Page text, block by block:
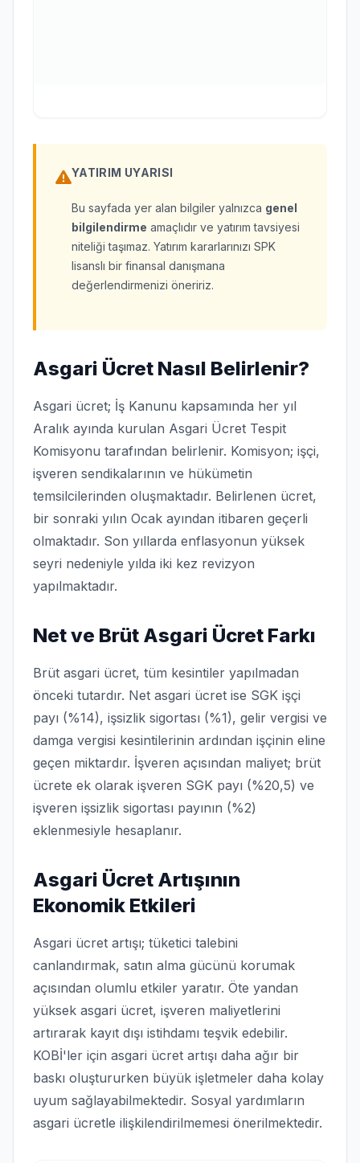
YATIRIM UYARISI
Bu sayfada yer alan bilgiler yalnızca genel
bilgilendirme amaçlıdır ve yatırım tavsiyesi
niteliği taşımaz. Yatırım kararlarınızı SPK
lisanslı bir finansal danışmana
değerlendirmenizi öneririz.
Asgari Ücret Nasıl Belirlenir?
Asgari ücret; İş Kanunu kapsamında her yıl
Aralık ayında kurulan Asgari Ücret Tespit
Komisyonu tarafından belirlenir. Komisyon; işçi,
işveren sendikalarının ve hükümetin
temsilcilerinden oluşmaktadır. Belirlenen ücret,
bir sonraki yılın Ocak ayından itibaren geçerli
olmaktadır. Son yıllarda enflasyonun yüksek
seyri nedeniyle yılda iki kez revizyon
yapılmaktadır.
Net ve Brüt Asgari Ücret Farkı
Brüt asgari ücret, tüm kesintiler yapılmadan
önceki tutardır. Net asgari ücret ise SGK işçi
payı (%14), işsizlik sigortası (%1), gelir vergisi ve
damga vergisi kesintilerinin ardından işçinin eline
geçen miktardır. İşveren açısından maliyet; brüt
ücrete ek olarak işveren SGK payı (%20,5) ve
işveren işsizlik sigortası payının (%2)
eklenmesiyle hesaplanır.
Asgari Ücret Artışının
Ekonomik Etkileri
Asgari ücret artışı; tüketici talebini
canlandırmak, satın alma gücünü korumak
açısından olumlu etkiler yaratır. Öte yandan
yüksek asgari ücret, işveren maliyetlerini
artırarak kayıt dışı istihdamı teşvik edebilir.
KOBİ'ler için asgari ücret artışı daha ağır bir
baskı oluştururken büyük işletmeler daha kolay
uyum sağlayabilmektedir. Sosyal yardımların
asgari ücretle ilişkilendirilmemesi önerilmektedir.